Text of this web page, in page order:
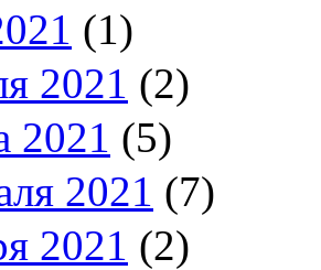
(1)
2021 (2)
2021 (5)
2021 (7)
2021 (2)